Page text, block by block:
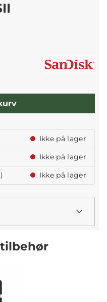
Ikke på lager
Ikke på lager
Ikke på lager